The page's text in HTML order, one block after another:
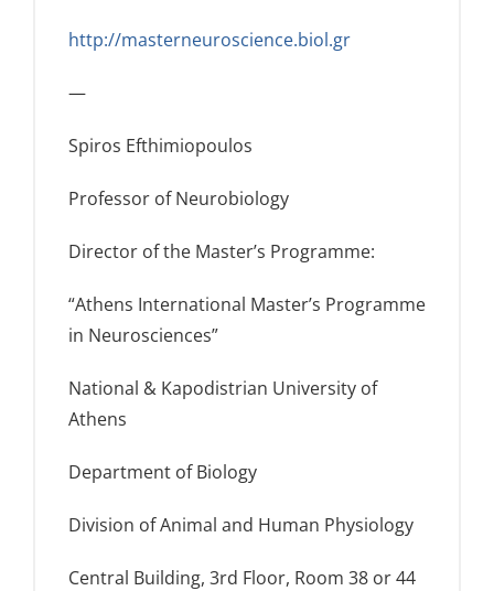
http://masterneuroscience.biol.gr
—
Spiros Efthimiopoulos
Professor of Neurobiology
Director of the Master’s Programme:
“Athens International Master’s Programme
in Neurosciences”
National & Kapodistrian University of
Athens
Department of Biology
Division of Animal and Human Physiology
Central Building, 3rd Floor, Room 38 or 44